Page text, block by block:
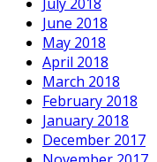
June 2018
May 2018
April 2018
March 2018
February 2018
January 2018
December 2017